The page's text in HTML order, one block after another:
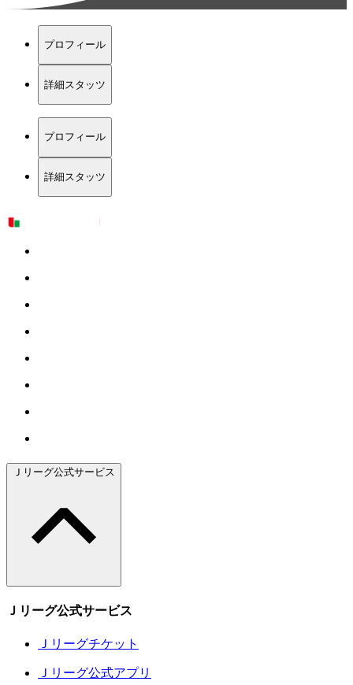
プロフィール
詳細スタッツ
プロフィール
詳細スタッツ
Ｊリーグ公式サービス
Ｊリーグ公式サービス
Ｊリーグチケット
Ｊリーグ公式アプリ